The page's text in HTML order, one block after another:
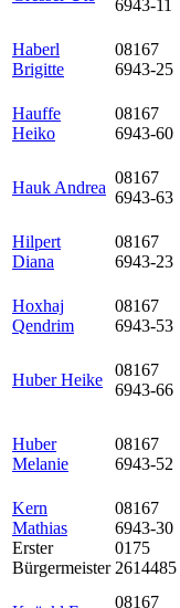
6943-11
Haberl
Brigitte
08167
6943-25
Hauffe
Heiko
08167
6943-60
Hauk Andrea
08167
6943-63
Hilpert
Diana
08167
6943-23
Hoxhaj
Qendrim
08167
6943-53
Huber Heike
08167
6943-66
Huber
Melanie
08167
6943-52
Kern
Mathias
Erster
Bürgermeister
08167
6943-30
0175
2614485
08167